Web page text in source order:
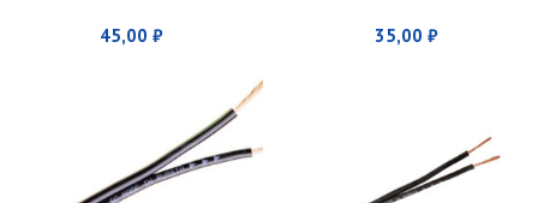
45,00 ₽ 35,00 ₽